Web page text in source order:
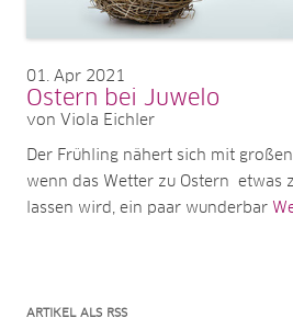
01 Apr 2021
Ostern bei Juwelo
von Viola Eichler
Der Frühling nähert sich mit
wenn das Wetter zu Ostern etwas
lassen wird, ein paar wunderbar
ARTIKEL ALS RSS